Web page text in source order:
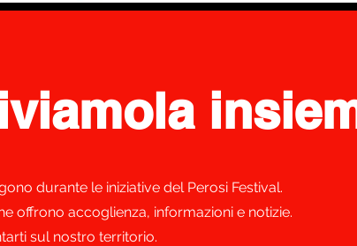
durante le iniziative del Perosi Festival.
offrono accoglienza, informazioni e notizie.
sul nostro territorio.